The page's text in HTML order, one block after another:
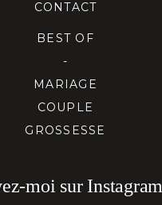
CONTACT
BEST OF
-
MARIAGE
COUPLE
GROSSESSE
moi sur Instagram